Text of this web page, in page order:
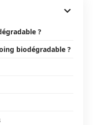
?
biodégradable ?